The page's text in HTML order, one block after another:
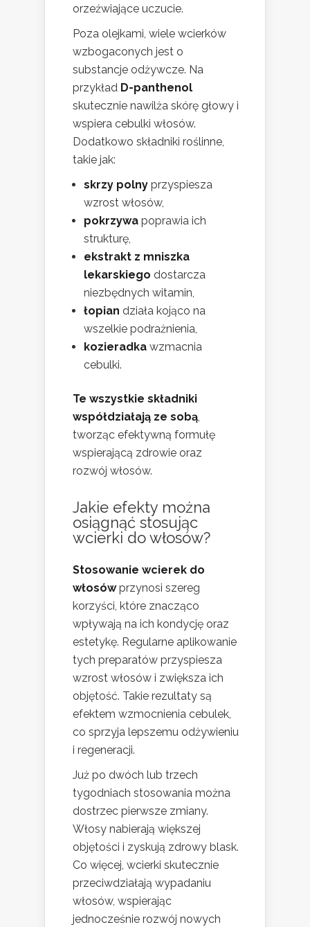
orzeźwiające uczucie.
Poza olejkami, wiele wcierków
wzbogaconych jest o
substancje odżywcze. Na
przykład D-panthenol
skutecznie nawilża skórę głowy i
wspiera cebulki włosów.
Dodatkowo składniki roślinne,
takie jak:
skrzy polny przyspiesza
wzrost włosów,
pokrzywa poprawia ich
strukturę,
ekstrakt z mniszka
lekarskiego dostarcza
niezbędnych witamin,
łopian działa kojąco na
wszelkie podrażnienia,
kozieradka wzmacnia
cebulki.
Te wszystkie składniki
współdziałają ze sobą,
tworząc efektywną formułę
wspierającą zdrowie oraz
rozwój włosów.
Jakie efekty można
osiągnąć stosując
wcierki do włosów?
Stosowanie wcierek do
włosówprzynosi szereg
korzyści, które znacząco
wpływają na ich kondycję oraz
estetykę. Regularne aplikowanie
tych preparatów przyspiesza
wzrost włosów i zwiększa ich
objętość. Takie rezultaty są
efektem wzmocnienia cebulek,
co sprzyja lepszemu odżywieniu
i regeneracji.
Już po dwóch lub trzech
tygodniach stosowania można
dostrzec pierwsze zmiany.
Włosy nabierają większej
objętości i zyskują zdrowy blask.
Co więcej, wcierki skutecznie
przeciwdziałają wypadaniu
włosów, wspierając
jednocześnie rozwój nowych